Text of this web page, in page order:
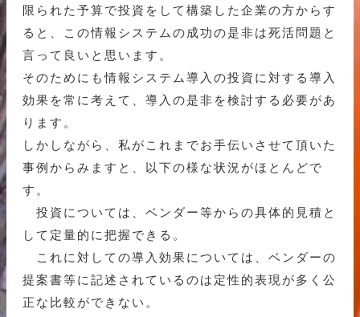
限られた予算で投資をして構築した企業の方からす
ると、この情報システムの成功の是非は死活問題と
言って良いと思います。
そのためにも情報システム導入の投資に対する導入
効果を常に考えて、導入の是非を検討する必要があ
ります。
しかしながら、私がこれまでお手伝いさせて頂いた
事例からみますと、以下の様な状況がほとんどで
す。
投資については、ベンダー等からの具体的見積と
して定量的に把握できる。
これに対しての導入効果については、ベンダーの
提案書等に記述されているのは定性的表現が多く公
正な比較ができない。